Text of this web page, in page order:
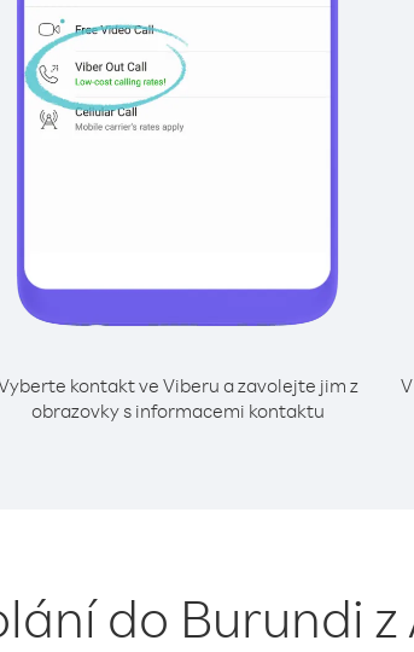
kontakt ve Viberu a zavolejte jim z
obrazovky s informacemi kontaktu
do Burundi